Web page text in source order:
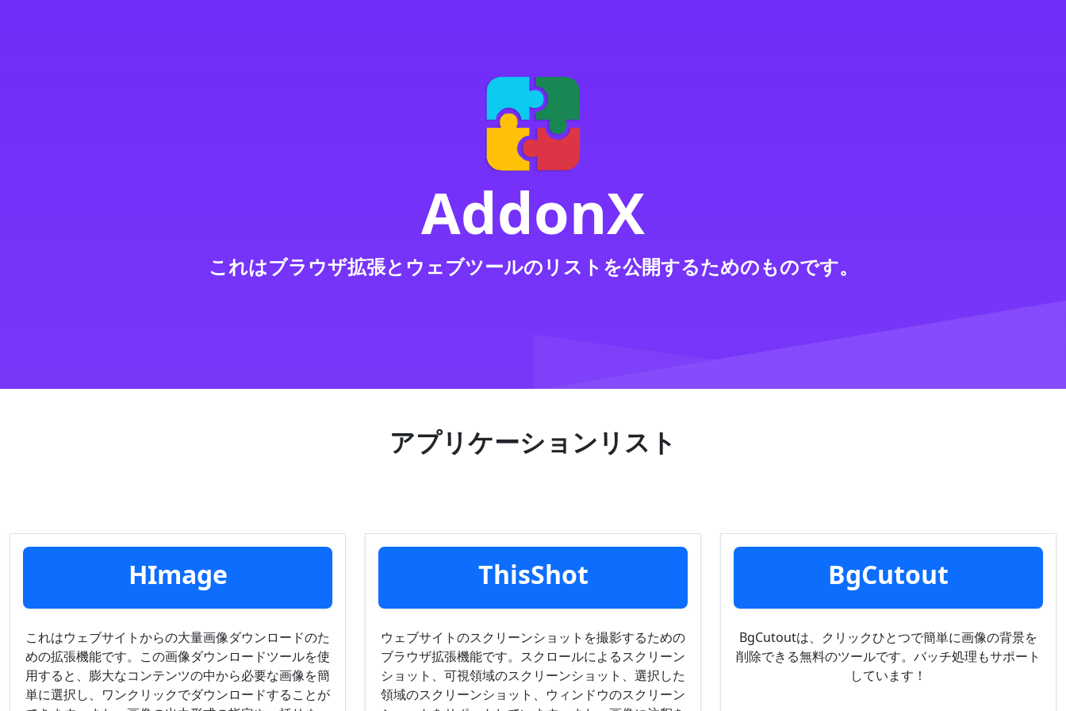
AddonX
これはブラウザ拡張とウェブツールのリストを公開するためのものです。
アプリケーションリスト
HImage
これはウェブサイトからの大量画像ダウンロードのた
めの拡張機能です。この画像ダウンロードツールを使
用すると、膨大なコンテンツの中から必要な画像を簡
単に選択し、ワンクリックでダウンロードすることが
ThisShot
ウェブサイトのスクリーンショットを撮影するための
ブラウザ拡張機能です。スクロールによるスクリーン
ショット、可視領域のスクリーンショット、選択した
領域のスクリーンショット、ウィンドウのスクリーン
BgCutout
BgCutoutは、クリックひとつで簡単に画像の背景を
削除できる無料のツールです。バッチ処理もサポート
しています！